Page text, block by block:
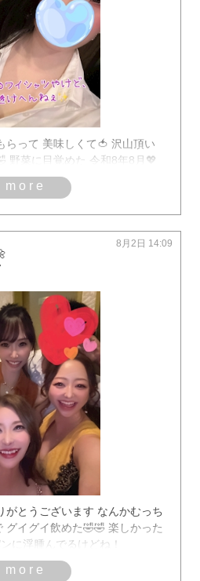
らって 美味しくて🍅 沢山頂い
野菜に目覚めた 令和8年8月💖
more
8月2日 14:09
がとうございます なんかむっち
グイグイ飲めた🤣🤣 楽しかった
に浮腫んでるけどね！
more